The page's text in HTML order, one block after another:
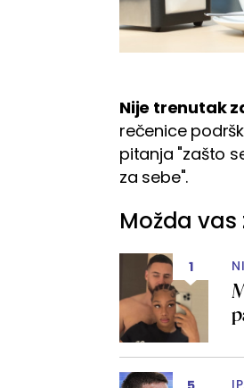
Nije trenutak
rečenice
pitanja "zašto
za sebe".
Možda vas
1